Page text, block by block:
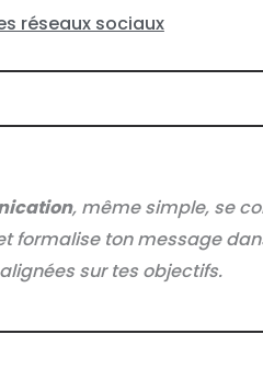
réseaux sociaux
, même simple, se
formalise ton message
sur tes objectifs.